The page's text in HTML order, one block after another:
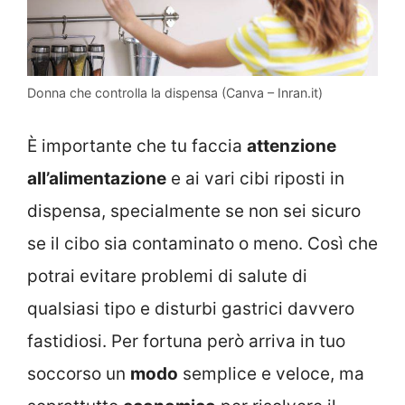
Donna che controlla la dispensa (Canva – Inran.it)
È importante che tu faccia attenzione
all’alimentazione e ai vari cibi riposti in
dispensa, specialmente se non sei sicuro
se il cibo sia contaminato o meno. Così che
potrai evitare problemi di salute di
qualsiasi tipo e disturbi gastrici davvero
fastidiosi. Per fortuna però arriva in tuo
soccorso un modo semplice e veloce, ma